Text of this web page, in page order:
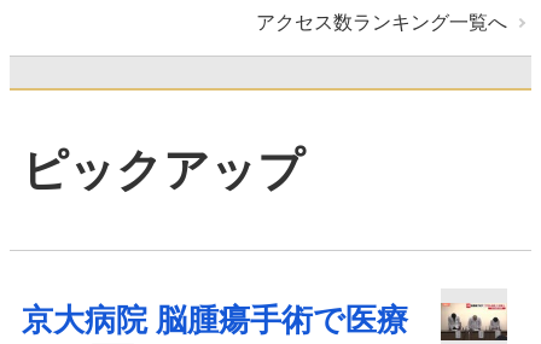
アクセス数ランキング一覧へ
ピックアップ
京大病院 脳腫瘍手術で医療